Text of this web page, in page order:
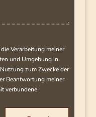
Verarbeitung meiner
und Umgebung in
zum Zwecke der
Beantwortung meiner
verbundene